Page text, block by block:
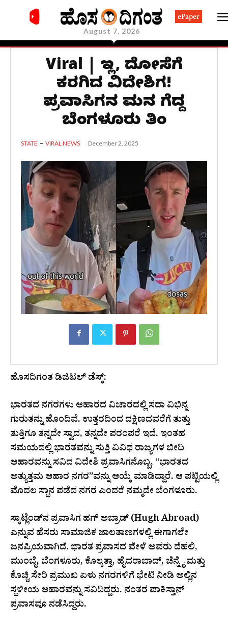
August 7, 2026
ePaper
Viral | ಇಡ್ಲಿ, ದೋಸೆಗೆ
ಕರಗಿದ ವಿದೇಶಿಗ!
ಪ್ರವಾಸಿಗನ ಮನ ಗೆದ್ದ
ಬೆಂಗಳೂರು ತಿಂಡಿ
STATE VIRAL NEWS December 2, 2025
ಹೊಸದಿಗಂತ ಡಿಜಿಟಲ್ ಡೆಸ್ಕ್:
ಭಾರತದ ನಗರಗಳು ಆಹಾರದ ವಿಚಾರದಲ್ಲಿ ಸದಾ ವಿಭಿನ್ನ
ಗುರುತನ್ನು ಹೊಂದಿವೆ. ಉತ್ತರದಿಂದ ದಕ್ಷಿಣದವರೆಗೆ ತುತ್ತು
ತುತ್ತಿಗೂ ತನ್ನದೇ ಸ್ವಾದ, ತನ್ನದೇ ಪರಂಪರೆ ಇದೆ. ಇಂತಹ
ಸಮಯದಲ್ಲಿ ಭಾರತವನ್ನು ಸುತ್ತಿ ವಿವಿಧ ರಾಜ್ಯಗಳ ಬೀದಿ
ಆಹಾರವನ್ನು ಸವಿದ ವಿದೇಶಿ ಪ್ರವಾಸಿಗನೊಬ್ಬ, “ಭಾರತದ
ಅತ್ಯುತ್ತಮ ಆಹಾರ ನಗರ”ವನ್ನು ಆಯ್ಕೆ ಮಾಡಿದ್ದಾರೆ. ಆ ಪಟ್ಟಿಯಲ್ಲಿ
ಮೊದಲ ಸ್ಥಾನ ಪಡೆದ ನಗರ ಎಂದರೆ ನಮ್ಮದೇ ಬೆಂಗಳೂರು.
ಸ್ಕಾಟ್ಲೆಂಡ್‌ನ ಪ್ರವಾಸಿಗ ಹಗ್ ಅಬ್ರಾಡ್ (Hugh Abroad)
ಎನ್ನುವ ಹೆಸರು ಸಾಮಾಜಿಕ ಜಾಲತಾಣಗಳಲ್ಲಿ ಈಗಾಗಲೇ
ಜನಪ್ರಿಯವಾಗಿದೆ. ಭಾರತ ಪ್ರವಾಸದ ವೇಳೆ ಅವರು ದೆಹಲಿ,
ಮುಂಬೈ, ಬೆಂಗಳೂರು, ಕೊಲ್ಕತ್ತಾ, ಹೈದರಾಬಾದ್, ಚೆನ್ನೈ ಮತ್ತು
ಕೊಚ್ಚಿ ಸೇರಿ ಪ್ರಮುಖ ಏಳು ನಗರಗಳಿಗೆ ಭೇಟಿ ನೀಡಿ ಅಲ್ಲಿನ
ಸ್ಥಳೀಯ ಆಹಾರವನ್ನು ಸವಿದಿದ್ದರು. ನಂತರ ಪಾಕಿಸ್ತಾನ್
ಪ್ರವಾಸವೂ ನಡೆಸಿದ್ದರು.